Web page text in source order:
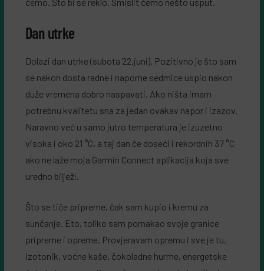
Dan utrke
Dolazi dan utrke (subota 22.juni). Pozitivno je što sam
se nakon dosta radne i naporne sedmice uspio nakon
duže vremena dobro naspavati. Ako ništa imam
potrebnu kvalitetu sna za jedan ovakav napor i izazov.
Naravno već u samo jutro temperatura je izuzetno
visoka i oko 21 °C, a taj dan će doseći i rekordnih 37 °C
ako ne laže moja Garmin Connect aplikacija koja sve
uredno bilježi.
Što se tiče pripreme, čak sam kupio i kremu za
sunčanje. Eto, toliko sam pomakao svoje granice
pripreme i opreme. Provjeravam opremu i sve je tu.
Izotonik, voćne kaše, čokoladne hurme, energetske